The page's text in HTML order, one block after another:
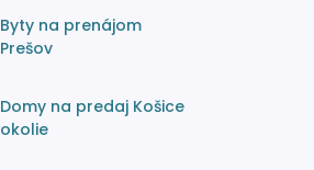
Byty na prenájom
Prešov
Domy na predaj Košice
okolie